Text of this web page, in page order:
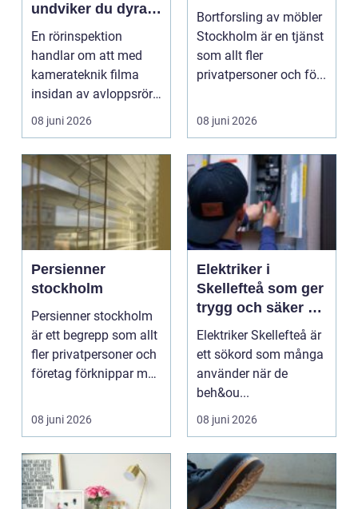
undviker du dyra
överraskningar i
avloppet
En rörinspektion
handlar om att med
kamerateknik filma
insidan av avloppsrör
och stammar för att
bed...
08 juni 2026
Bortforsling av möbler
Stockholm är en tjänst
som allt fler
privatpersoner och fö...
08 juni 2026
Persienner
stockholm
Persienner stockholm
är ett begrepp som allt
fler privatpersoner och
företag förknippar med
08 juni 2026
Elektriker i
Skellefteå som ger
trygg och säker el
i vardagen
Elektriker Skellefteå är
ett sökord som många
använder när de
beh&ou...
08 juni 2026